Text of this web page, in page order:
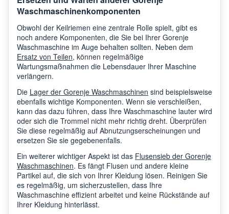
Waschmaschinenkomponenten
Obwohl der Keilriemen eine zentrale Rolle spielt, gibt es
noch andere Komponenten, die Sie bei Ihrer Gorenje
Waschmaschine im Auge behalten sollten. Neben dem
Ersatz von Teilen, können regelmäßige
Wartungsmaßnahmen die Lebensdauer Ihrer Maschine
verlängern.
Die Lager der Gorenje Waschmaschinen sind beispielsweise
ebenfalls wichtige Komponenten. Wenn sie verschleißen,
kann das dazu führen, dass Ihre Waschmaschine lauter wird
oder sich die Trommel nicht mehr richtig dreht. Überprüfen
Sie diese regelmäßig auf Abnutzungserscheinungen und
ersetzen Sie sie gegebenenfalls.
Ein weiterer wichtiger Aspekt ist das Flusensieb der Gorenje
Waschmaschinen. Es fängt Flusen und andere kleine
Partikel auf, die sich von Ihrer Kleidung lösen. Reinigen Sie
es regelmäßig, um sicherzustellen, dass Ihre
Waschmaschine effizient arbeitet und keine Rückstände auf
Ihrer Kleidung hinterlässt.